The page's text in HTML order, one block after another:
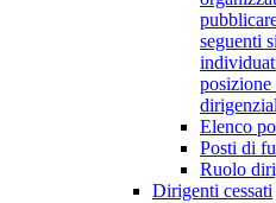
seguenti
Elenco
Posti di
Ruolo
Dirigenti cessati